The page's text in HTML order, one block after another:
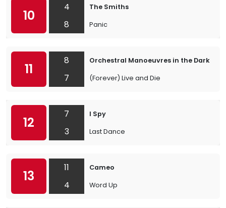
10
4
8
The Smiths
Panic
11
8
7
Orchestral Manoeuvres in the Dark
(Forever) Live and Die
12
7
3
I Spy
Last Dance
13
11
4
Cameo
Word Up